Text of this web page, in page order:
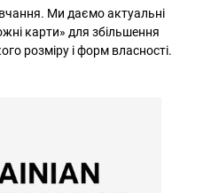
Ми даємо актуальні
карти» для збільшення
розміру і форм власності.